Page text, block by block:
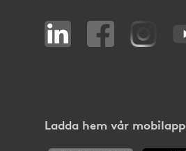
Ladda hem vår mobilapp